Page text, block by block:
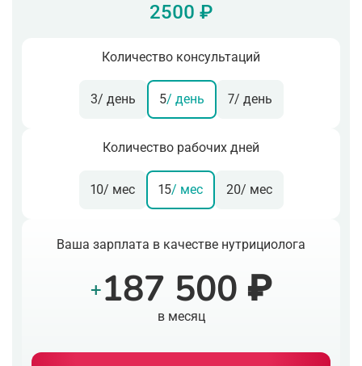
2500 ₽
Количество консультаций
3/ день 5/ день 7/ день
Количество рабочих дней
10/ мес 15/ мес 20/ мес
Ваша зарплата в качестве нутрициолога
+187 500 ₽
в месяц